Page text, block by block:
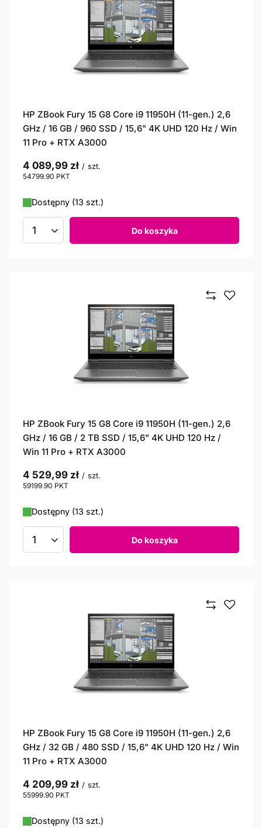
HP ZBook Fury 15 G8 Core i9 11950H (11-gen.) 2,6
GHz / 16 GB / 960 SSD / 15,6" 4K UHD 120 Hz / Win
11 Pro + RTX A3000
4 089,99 zł / szt.
54799.90 PKT
Dostępny (13 szt.)
Ilość produktów Do koszyka
HP ZBook Fury 15 G8 Core i9 11950H (11-gen.) 2,6
GHz / 16 GB / 2 TB SSD / 15,6" 4K UHD 120 Hz /
Win 11 Pro + RTX A3000
4 529,99 zł / szt.
59199.90 PKT
Dostępny (13 szt.)
Ilość produktów Do koszyka
HP ZBook Fury 15 G8 Core i9 11950H (11-gen.) 2,6
GHz / 32 GB / 480 SSD / 15,6" 4K UHD 120 Hz / Win
11 Pro + RTX A3000
4 209,99 zł / szt.
55999.90 PKT
Dostępny (13 szt.)